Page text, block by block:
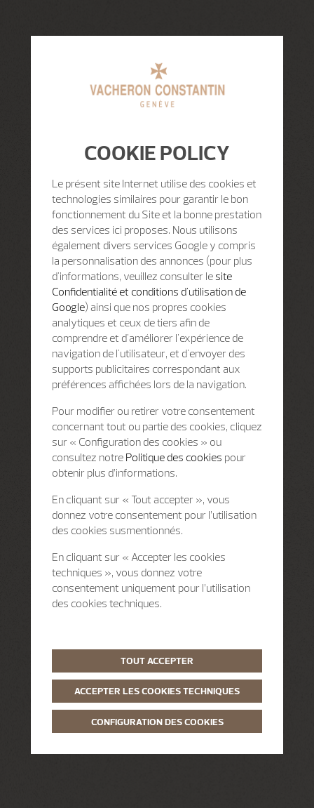
COOKIE POLICY
Le présent site Internet utilise des cookies et
technologies similaires pour garantir le bon
fonctionnement du Site et la bonne prestation
des services ici proposes. Nous utilisons
également divers services Google y compris
la personnalisation des annonces (pour plus
d'informations, veuillez consulter le site
Confidentialité et conditions d'utilisation de
Google) ainsi que nos propres cookies
analytiques et ceux de tiers afin de
comprendre et d'améliorer l'expérience de
navigation de l'utilisateur, et d'envoyer des
supports publicitaires correspondant aux
préférences affichées lors de la navigation.
Pour modifier ou retirer votre consentement
concernant tout ou partie des cookies, cliquez
sur « Configuration des cookies » ou
consultez notre Politique des cookies pour
obtenir plus d’informations.
En cliquant sur « Tout accepter », vous
donnez votre consentement pour l’utilisation
des cookies susmentionnés.
En cliquant sur « Accepter les cookies
techniques », vous donnez votre
consentement uniquement pour l’utilisation
des cookies techniques.
TOUT ACCEPTER
ACCEPTER LES COOKIES TECHNIQUES
CONFIGURATION DES COOKIES